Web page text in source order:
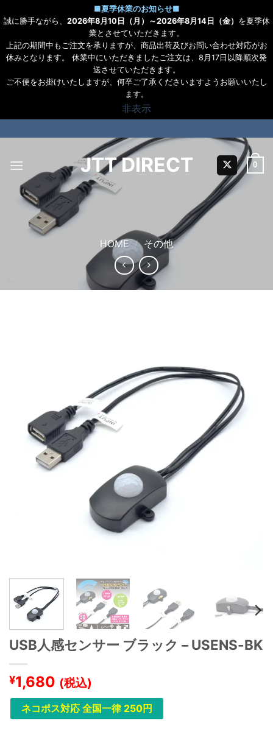
■夏季休業のお知らせ■
誠に勝手ながら、 2026年8月10日（月）～2026年8月14日（金） を夏季休
業とさせていただきます。
上記の期間中もご注文を承りますが、商品出荷及びお問い合わせ対応がお
休みとなります。 休業中にいただきましたご注文は、8月17日以降順次発
送させていただきます。
ご不便をお掛けいたしますが、何卒ご了承くださいますようお願いいたし
ます。
非表示
to
JTT DIRECT 0
HOME / その他
USB人感センサー ブラック – USENS-BK
¥1,680 (税込)
ネコポス対応 全国一律 250円